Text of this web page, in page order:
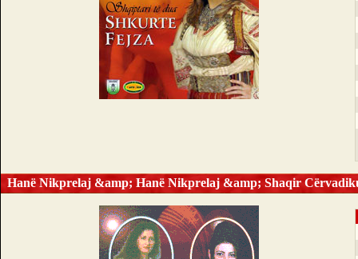
Hanë Nikprelaj &amp; Hanë Nikprelaj &amp; Shaqir